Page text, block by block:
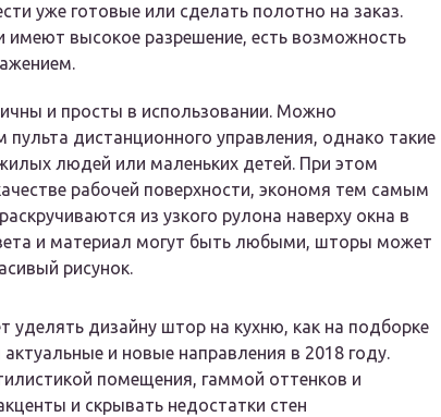
уже готовые или сделать полотно на заказ.
имеют высокое разрешение, есть возможность
и просты в использовании. Можно
пульта дистанционного управления, однако такие
людей или маленьких детей. При этом
рабочей поверхности, экономя тем самым
из узкого рулона наверху окна в
и материал могут быть любыми, шторы может
рисунок.
уделять дизайну штор на кухню, как на подборке
и новые направления в 2018 году.
помещения, гаммой оттенков и
и скрывать недостатки стен